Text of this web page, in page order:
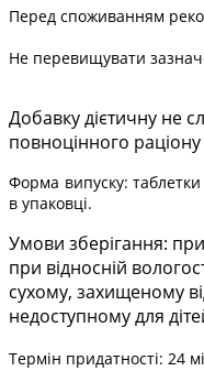
Перед споживанням
Не перевищувати
Добавку дієтичну не
повноцінного
Форма випуску:
в упаковці.
Умови зберігання:
при відносній
сухому, захищеному
недоступному для
Термін придатності: 24